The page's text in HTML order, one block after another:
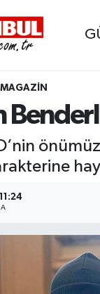
MAGAZIN
ve Fikstür